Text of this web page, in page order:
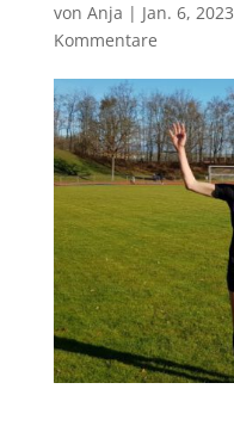
von Anja | Jan. 6, 2023
Kommentare